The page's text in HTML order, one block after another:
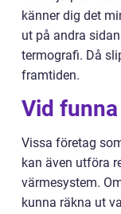
känner dig det
ut på andra
termografi. Då
framtiden.
Vid funna
Vissa företag
kan även utföra
värmesystem.
kunna räkna ut